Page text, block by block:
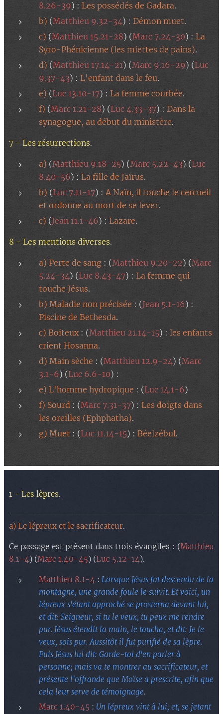
8.26-39) : Les possédés de Gadara.
b) (Matthieu 9.32-34) : Démon muet.
c) (Matthieu 15.21-28) (Marc 7.24-30) : La
Syro-Phénicienne (les miettes de pains).
d) (Matthieu 17.14-21) (Marc 9.16-29) (Luc
9.37-43) : L'enfant dans le feu.
e) (Luc 13.10-17) : La femme courbée.
f) (Marc 1.21-28) (Luc 4.33-37) : Dans la
synagogue, au début du ministère.
7 - Les résurrections.
a) (Matthieu 9.18-25) (Marc 5.22-43) (Luc
8.40-56) : La fille de Jaïrus.
b) (Luc 7.11-17) : A Naïn, il touche le cercueil
et ordonne au mort de se lever.
c) (Jean 11.1-46) : Lazare.
8 - Les mentions diverses.
a) Perte de sang : (Matthieu 9.20-22) (Marc
5.24-34) (Luc 8.43-47) : La femme qui
touche Jésus.
b) Maladie non précisée : (Jean 5.1-16) :
Piscine de Bethesda.
c) Boiteux: (Matthieu 21.14-15) : les enfants
crient Hosanna.
d) Main sèche : (Matthieu 12.9-24) (Marc
3.1-6) (Luc 6.6-10) :
e) L'homme hydropique : (Luc 14.1-6)
f) Sourd : (Marc 7.31-37) : Les doigts dans
les oreilles (Ephphatha).
g) Muet : (Luc 11.14-15) : Béelzébul.
1 - Les lèpres.
a) Le lépreux et le sacrificateur.
Ce passage est présent dans trois évangiles : (Matthieu
8.1-4) (Marc 1.40-45) (Luc 5.12-14).
Matthieu 8.1-4 : Lorsque Jésus fut descendu de la
montagne, une grande foule le suivit. Et voici, un
lépreux s'étant approché se prosterna devant lui,
et dit: Seigneur, si tu le veux, tu peux me rendre
pur. Jésus étendit la main, le toucha, et dit: Je le
veux, sois pur. Aussitôt il fut purifié de sa lèpre.
Puis Jésus lui dit: Garde-toi d'en parler à
personne; mais va te montrer au sacrificateur, et
présente l'offrande que Moïse a prescrite, afin que
cela leur serve de témoignage.
Marc 1.40-45 : Un lépreux vint à lui; et, se jetant